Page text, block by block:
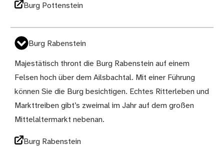
Burg Pottenstein
Burg Rabenstein
Majestätisch thront die Burg Rabenstein auf einem
Felsen hoch über dem Ailsbachtal. Mit einer Führung
können Sie die Burg besichtigen. Echtes Ritterleben und
Markttreiben gibt’s zweimal im Jahr auf dem großen
Mittelaltermarkt nebenan.
Burg Rabenstein